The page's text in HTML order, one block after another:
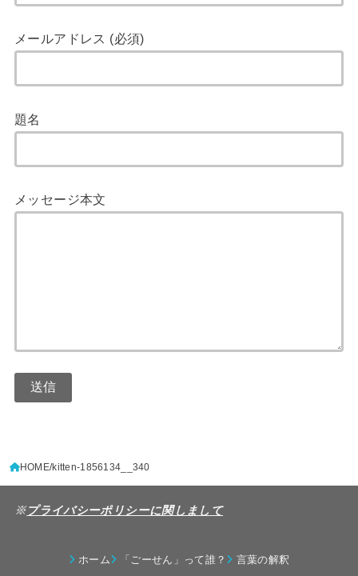
メールアドレス (必須)
題名
メッセージ本文
HOME kitten-1856134__340
※プライバシーポリシーに関しまして
ホーム 「ごーせん」って誰？ 言葉の解釈